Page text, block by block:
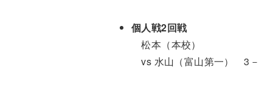
個人戦2回戦
松本（本校）
vs 水山（富山第一） 3